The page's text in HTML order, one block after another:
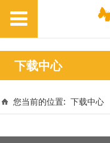
下载中心
您当前的位置: 下载中心